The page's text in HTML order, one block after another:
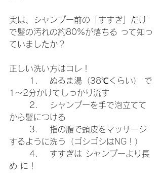
実は、シャンプー前の「すすぎ」だけ
で髪の汚れの約80%が落ちる って知っ
ていましたか？
正しい洗い方はコレ！
1〜2分かけてしっかり流す
から髪につける
するように洗う（ゴシゴシはNG！）
め に！